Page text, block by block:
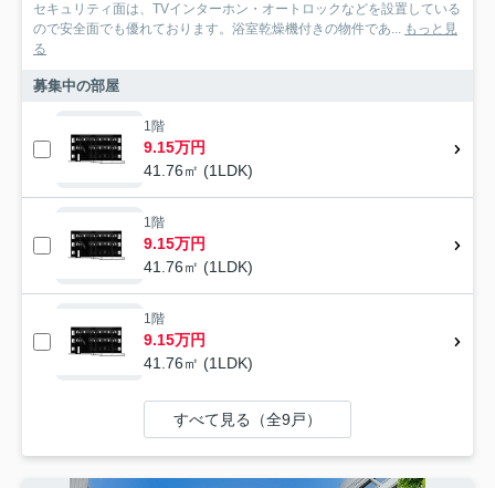
セキュリティ面は、TVインターホン・オートロックなどを設置している
ので安全面でも優れております。浴室乾燥機付きの物件であ... もっと見
る
募集中の部屋
1階
9.15万円
41.76㎡ (1LDK)
1階
9.15万円
41.76㎡ (1LDK)
1階
9.15万円
41.76㎡ (1LDK)
すべて見る（全9戸）